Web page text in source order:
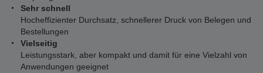
Sehr schnell
Hocheffizienter Durchsatz, schnellerer Druck von Belegen und
Bestellungen
Vielseitig
Leistungsstark, aber kompakt und damit für eine Vielzahl von
Anwendungen geeignet